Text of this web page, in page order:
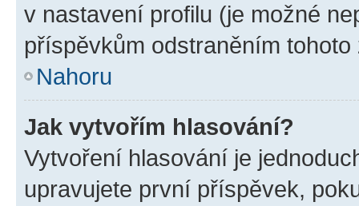
v nastavení profilu (je možné
příspěvkům odstraněním
Nahoru
Jak vytvořím hlasování?
Vytvoření hlasování je
upravujete první příspěvek,